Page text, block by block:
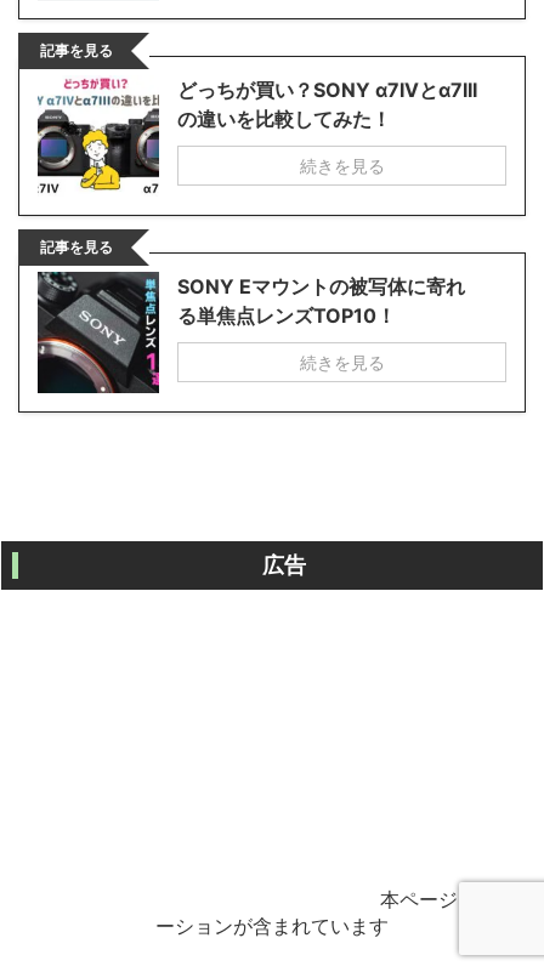
記事を見る
どっちが買い？SONY α7IVとα7III
の違いを比較してみた！
続きを見る
記事を見る
SONY Eマウントの被写体に寄れ
る単焦点レンズTOP10！
続きを見る
広告
本ページはプロモ
ーションが含まれています